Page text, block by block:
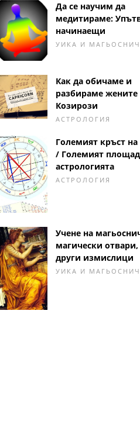
Да се ​​научим да
медитираме:
начинаещи
УИКА И
Как да обичаме и
разбираме жените
Козирози
АСТРОЛОГИЯ
Големият кръст на
/ Големият
астрологията
АСТРОЛОГИЯ
Учене на
магически
други измислици
УИКА И